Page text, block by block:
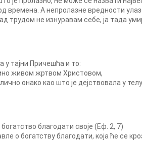
времена. A непролазне вредности
трудом не изнуравам себе, ја тада
у тајни Причешћа и то:
живом жртвом Христовом,
онако као што је дејствовала у
благодати своје (Еф. 2, 7)
о богатству благодати, која ће се